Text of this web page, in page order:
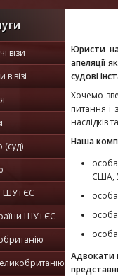
візи
візі
(суд)
ШУ і ЄС
ШУ і ЄС
Юристи
апеляції
судові
Хочемо
питання і
наслідків
Наша
США,
Адвокати